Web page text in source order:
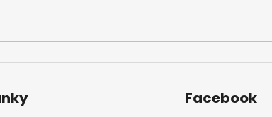
Facebook